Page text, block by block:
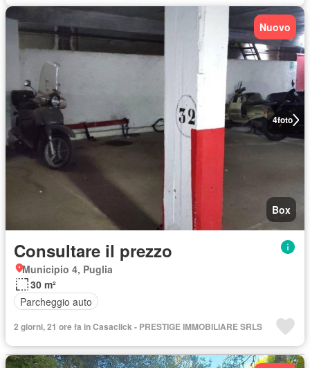
4foto
Nuovo
Box
Consultare il prezzo
Municipio 4, Puglia
30 m²
Parcheggio auto
2 giorni, 21 ore fa in Casaclick - PRESTIGE IMMOBILIARE SRLS